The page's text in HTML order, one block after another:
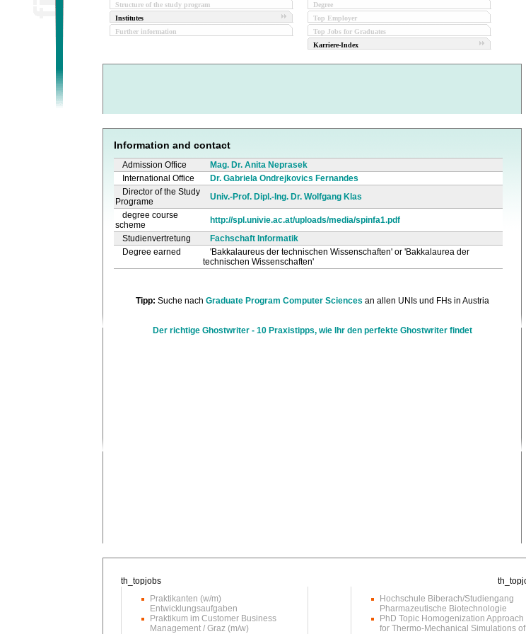
Structure of the study program
Institutes
Further information
Degree
Top Employer
Top Jobs for Graduates
Karriere-Index
Information and contact
Admission Office
Mag. Dr. Anita Neprasek
International Office
Dr. Gabriela Ondrejkovics Fernandes
Director of the Study
Programe
Univ.-Prof. Dipl.-Ing. Dr. Wolfgang Klas
degree course
scheme
http://spl.univie.ac.at/uploads/media/spinfa1.pdf
Studienvertretung
Fachschaft Informatik
Degree earned
'Bakkalaureus der technischen Wissenschaften' or 'Bakkalaurea der
technischen Wissenschaften'
Tipp: Suche nach Graduate Program Computer Sciences an allen UNIs und FHs in Austria
Der richtige Ghostwriter - 10 Praxistipps, wie Ihr den perfekte Ghostwriter findet
Praktikanten (w/m)
Entwicklungsaufgaben
Praktikum im Customer Business
Management / Graz (m/w)
Hochschule Biberach/Studiengang
Pharmazeutische Biotechnologie
PhD Topic Homogenization Approach
for Thermo-Mechanical Simulations of